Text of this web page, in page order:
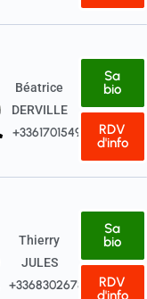
Béatrice
DERVILLE
+33617015498
Sa
bio
RDV
d'info
Thierry
JULES
+33683026786
Sa
bio
RDV
d'info